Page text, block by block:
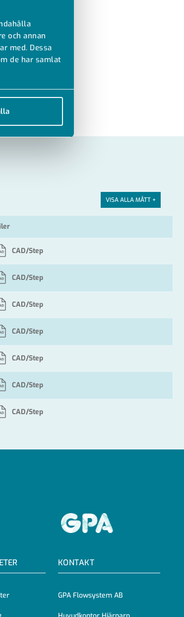
och annan
med. Dessa
de har samlat
VISA ALLA MÅTT +
CAD/Step
CAD/Step
CAD/Step
CAD/Step
CAD/Step
CAD/Step
CAD/Step
KONTAKT
GPA Flowsystem AB